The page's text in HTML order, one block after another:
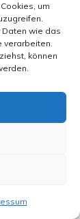
um
Daten wie das
verarbeiten.
können
deutscher
finde,
bleiben“
frei,
den